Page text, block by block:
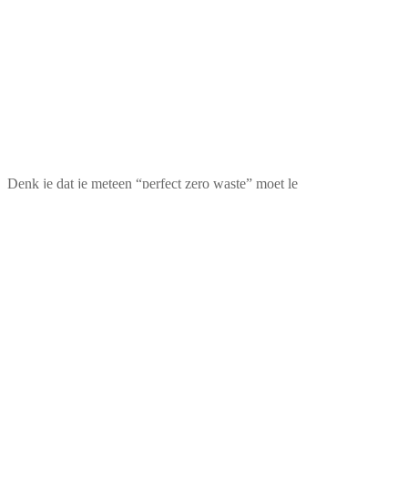
Denk je dat je meteen “perfect zero waste” moet le